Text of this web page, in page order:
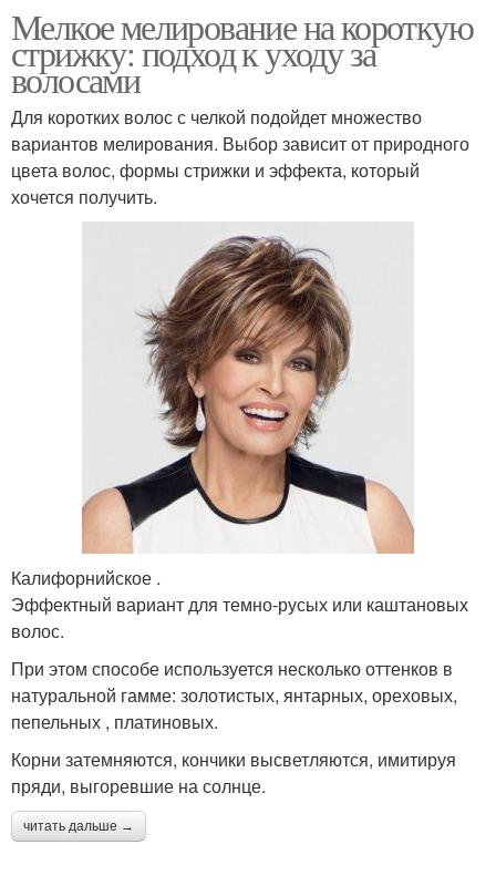
Мелкое мелирование на короткую
стрижку: подход к уходу за
волосами
Для коротких волос с челкой подойдет множество
вариантов мелирования. Выбор зависит от природного
цвета волос, формы стрижки и эффекта, который
хочется получить.
Калифорнийское .
Эффектный вариант для темно-русых или каштановых
волос.
При этом способе используется несколько оттенков в
натуральной гамме: золотистых, янтарных, ореховых,
пепельных , платиновых.
Корни затемняются, кончики высветляются, имитируя
пряди, выгоревшие на солнце.
читать дальше →